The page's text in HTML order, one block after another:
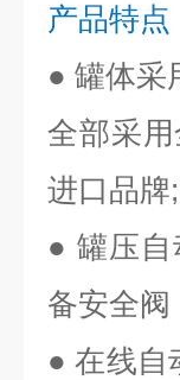
产品特点
●罐体采
全部采
进口品牌;
● 罐压
备安全阀
●在线自